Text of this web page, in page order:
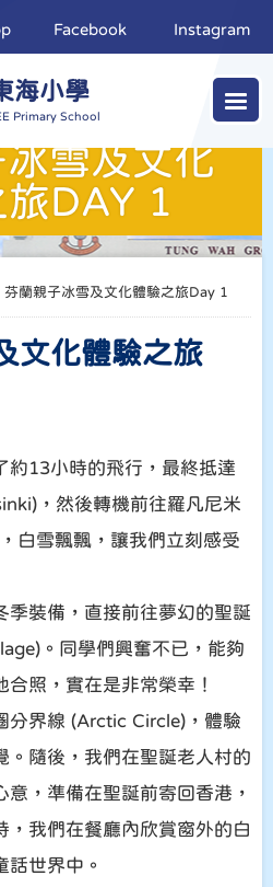
海小學
Primary School
Facebook Instagram
雪及文化
DAY 1
芬蘭親子冰雪及文化體驗之旅Day 1
文化體驗之旅
約13小時的飛行，最終抵達
，然後轉機前往羅凡尼米
白雪飄飄，讓我們立刻感受
季裝備，直接前往夢幻的聖誕
。同學們興奮不已，能夠
照，實在是非常榮幸！
分界線 (Arctic Circle)，體驗
。隨後，我們在聖誕老人村的
，準備在聖誕前寄回香港，
，我們在餐廳內欣賞窗外的白
話世界中。